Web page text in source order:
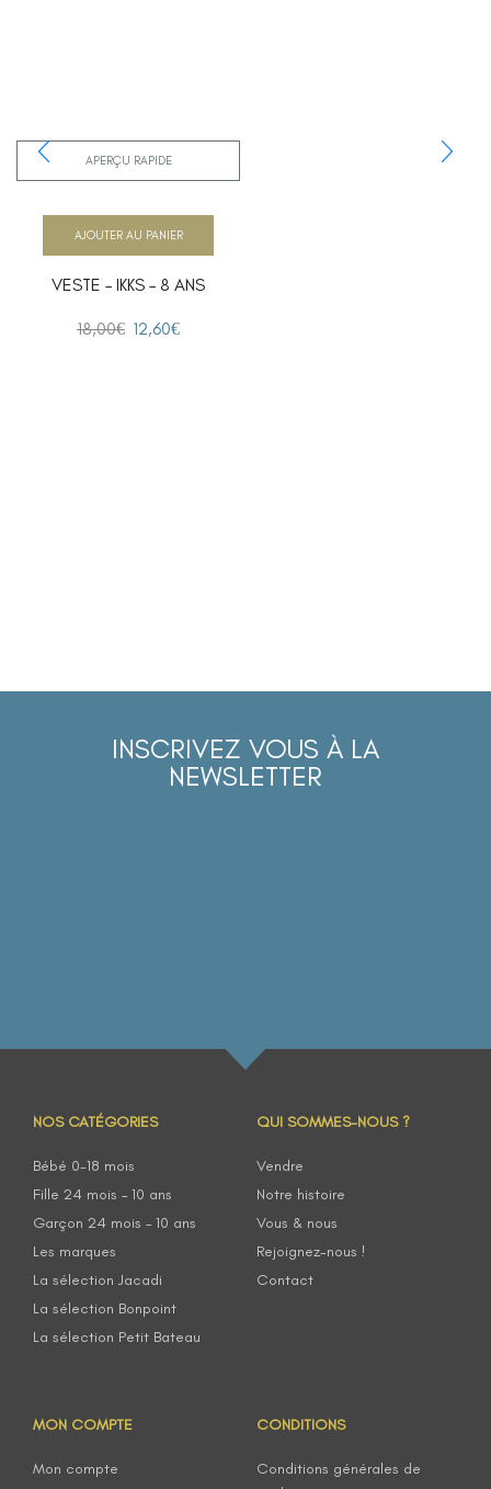
APERÇU RAPIDE
VESTE – IKKS – 8 ANS
18,00€ 12,60€
AJOUTER AU PANIER
INSCRIVEZ VOUS À LA
NEWSLETTER
NOS CATÉGORIES
Bébé 0-18 mois
Fille 24 mois – 10 ans
Garçon 24 mois – 10 ans
Les marques
La sélection Jacadi
La sélection Bonpoint
La sélection Petit Bateau
QUI SOMMES-NOUS ?
Vendre
Notre histoire
Vous & nous
Rejoignez-nous !
Contact
MON COMPTE
Mon compte
CONDITIONS
Conditions générales de